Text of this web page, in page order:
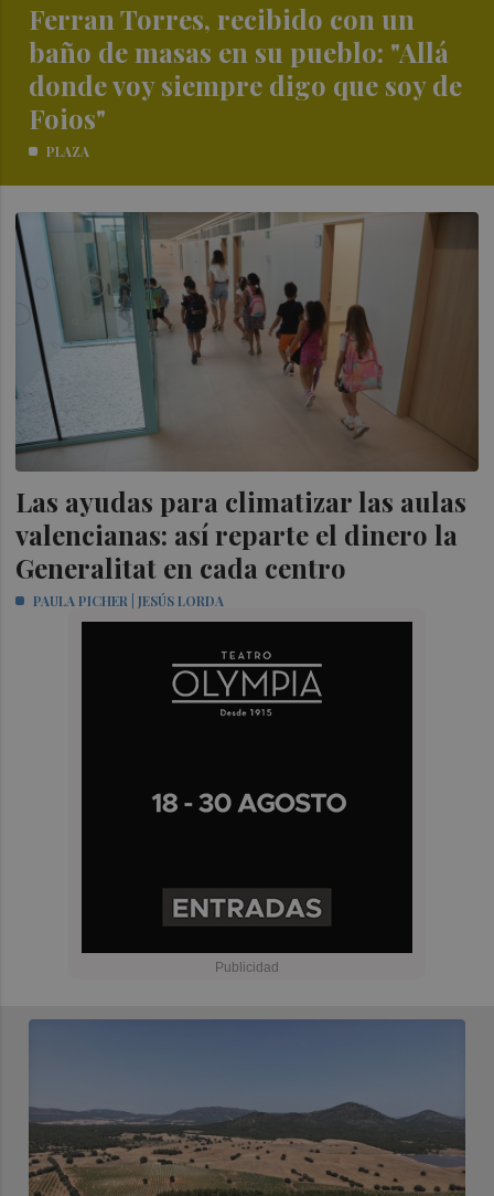
Ferran Torres, recibido con un
baño de masas en su pueblo: "Allá
donde voy siempre digo que soy de
Foios"
PLAZA
Las ayudas para climatizar las aulas
valencianas: así reparte el dinero la
Generalitat en cada centro
PAULA PICHER | JESÚS LORDA